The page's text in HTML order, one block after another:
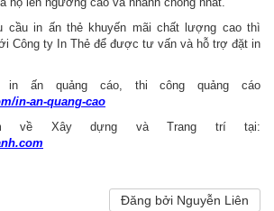
cầu in ấn thẻ khuyến mãi chất lượng cao thì
Công ty In Thẻ để được tư vấn và hỗ trợ đặt in
ấn quảng cáo, thi công quảng cáo
in-an-quang-cao
về Xây dựng và Trang trí tại:
Đăng bởi Nguyễn Liên